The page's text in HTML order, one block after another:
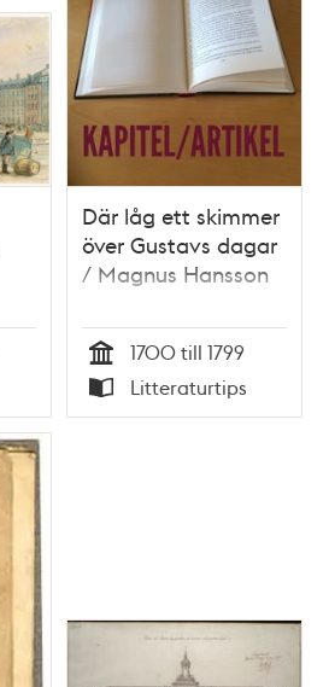
Där låg ett skimmer
över Gustavs dagar
/ Magnus Hansson
Tid
1700 till 1799
Typ
Litteraturtips